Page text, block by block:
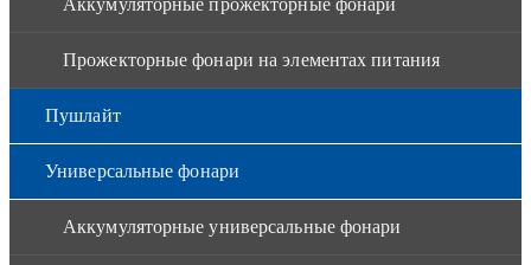
Аккумуляторные прожекторные фонари
Прожекторные фонари на элементах питания
Пушлайт
Универсальные фонари
Аккумуляторные универсальные фонари